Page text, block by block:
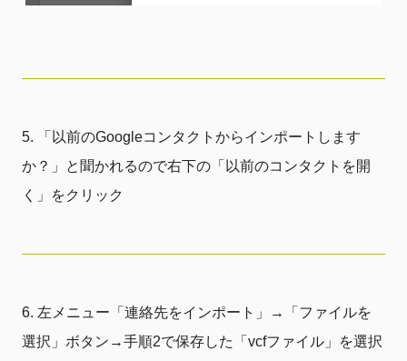
「以前のGoogleコンタクトからインポートします
か？」と聞かれるので右下の「以前のコンタクトを開
く」をクリック
左メニュー「連絡先をインポート」→「ファイルを
選択」ボタン→手順2で保存した「vcfファイル」を選択